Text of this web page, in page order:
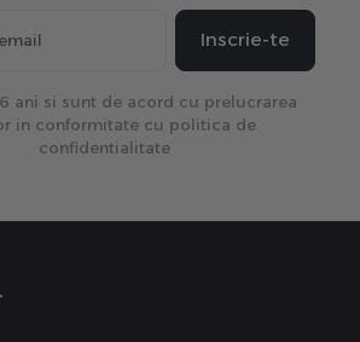
Inscrie-te
ani si sunt de acord cu prelucrarea
in conformitate cu politica de
confidentialitate